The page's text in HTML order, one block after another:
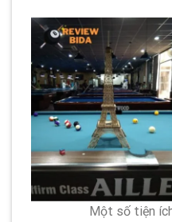
Một số tiện